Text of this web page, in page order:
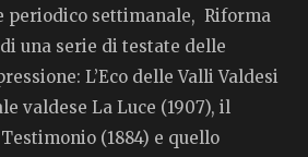
periodico settimanale, Riforma
una serie di testate delle
L’Eco delle Valli Valdesi
valdese La Luce (1907), il
(1884) e quello